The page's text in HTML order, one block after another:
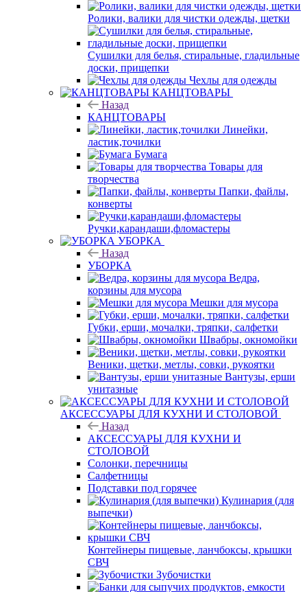
Ролики, валики для чистки одежды, щетки
Сушилки для белья, стиральные, гладильные
доски, прищепки
Чехлы для одежды
КАНЦТОВАРЫ
Назад
КАНЦТОВАРЫ
Линейки,
ластик,точилки
Бумага
Товары для
творчества
Папки, файлы,
конверты
Ручки,карандаши,фломастеры
УБОРКА
Назад
УБОРКА
Ведра,
корзины для мусора
Мешки для мусора
Губки, ерши, мочалки, тряпки, салфетки
Швабры, окномойки
Веники, щетки, метлы, совки, рукоятки
Вантузы, ерши
унитазные
АКСЕССУАРЫ ДЛЯ КУХНИ И СТОЛОВОЙ
Назад
АКСЕССУАРЫ ДЛЯ КУХНИ И
СТОЛОВОЙ
Солонки, перечницы
Салфетницы
Подставки под горячее
Кулинария (для
выпечки)
Контейнеры пищевые, ланчбоксы, крышки
СВЧ
Зубочистки